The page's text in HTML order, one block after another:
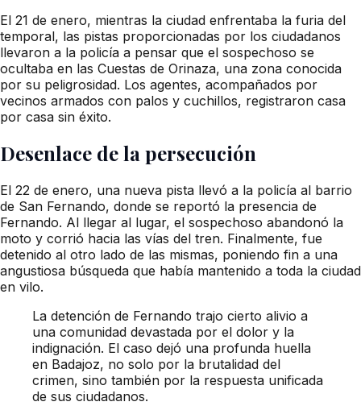
El 21 de enero, mientras la ciudad enfrentaba la furia del
temporal, las pistas proporcionadas por los ciudadanos
llevaron a la policía a pensar que el sospechoso se
ocultaba en las Cuestas de Orinaza, una zona conocida
por su peligrosidad. Los agentes, acompañados por
vecinos armados con palos y cuchillos, registraron casa
por casa sin éxito.
Desenlace de la persecución
El 22 de enero, una nueva pista llevó a la policía al barrio
de San Fernando, donde se reportó la presencia de
Fernando. Al llegar al lugar, el sospechoso abandonó la
moto y corrió hacia las vías del tren. Finalmente, fue
detenido al otro lado de las mismas, poniendo fin a una
angustiosa búsqueda que había mantenido a toda la ciudad
en vilo.
La detención de Fernando trajo cierto alivio a
una comunidad devastada por el dolor y la
indignación. El caso dejó una profunda huella
en Badajoz, no solo por la brutalidad del
crimen, sino también por la respuesta unificada
de sus ciudadanos.